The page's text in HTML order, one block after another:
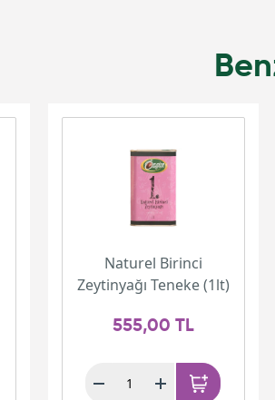
Naturel Birinci
Zeytinyağı Teneke (1lt)
555,00 TL